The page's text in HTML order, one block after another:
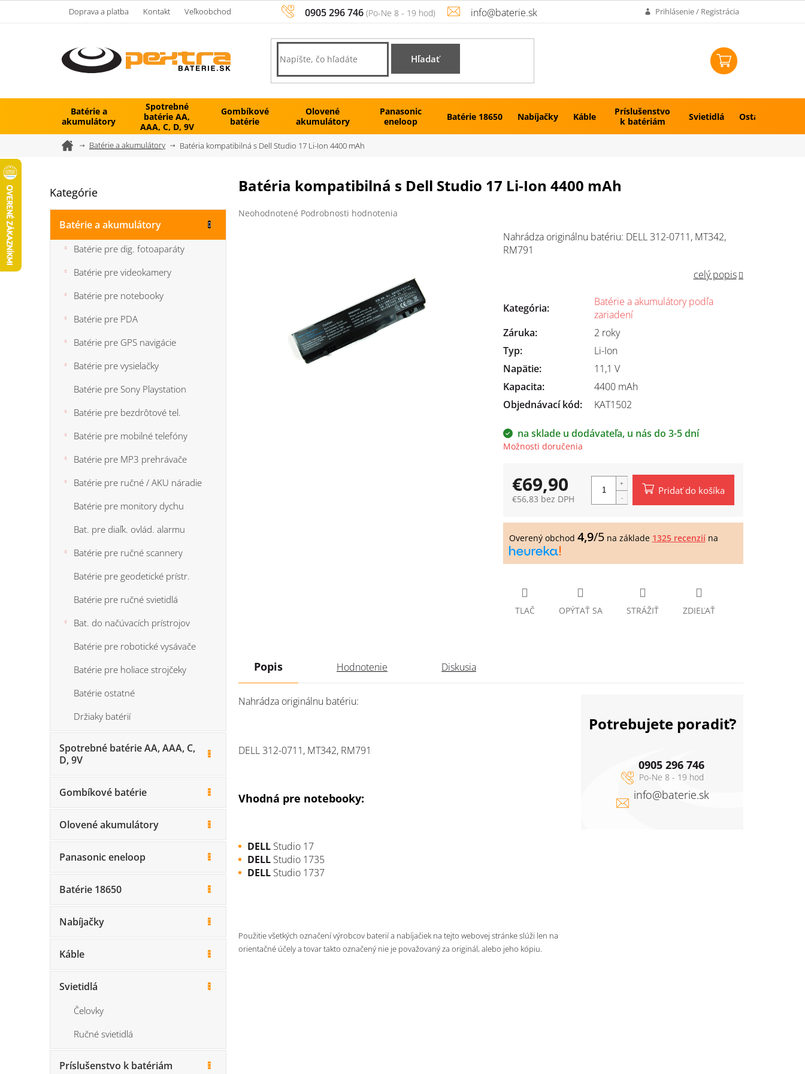
0905 296 746 info@baterie.sk
Doprava a platba Kontakt Veľkoobchod Prihlásenie / Registrácia
Hľadať
Batérie a
akumulátory
Spotrebné
batérie AA,
AAA, C, D, 9V
Gombíkové
batérie
Olovené
akumulátory
Panasonic
eneloop
Batérie 18650 Nabíjačky Káble
Príslušenstvo
k batériám
Svietidlá Ostatné
DomovBatérie a akumulátory Batéria kompatibilná s Dell Studio 17 Li-Ion 4400 mAh
o
č
Preskočiť
Kategórie
Batérie a akumulátory
Batérie pre dig. fotoaparáty
Batérie pre videokamery
Batérie pre notebooky
Batérie pre PDA
Batérie pre GPS navigácie
Batérie pre vysielačky
Batérie pre Sony Playstation
Batérie pre bezdrôtové tel.
Batérie pre mobilné telefóny
Batérie pre MP3 prehrávače
Batérie pre ručné / AKU náradie
Batérie pre monitory dychu
Bat. pre diaľk. ovlád. alarmu
Batérie pre ručné scannery
Batérie pre geodetické prístr.
Batérie pre ručné svietidlá
Bat. do načúvacích prístrojov
Batérie pre robotické vysávače
Batérie pre holiace strojčeky
Batérie ostatné
Držiaky batérií
Spotrebné batérie AA, AAA, C,
D, 9V
Gombíkové batérie
Olovené akumulátory
Panasonic eneloop
Batérie 18650
Nabíjačky
Káble
Svietidlá
Čelovky
Ručné svietidlá
Príslušenstvo k batériám
Batéria kompatibilná s Dell Studio 17 Li-Ion 4400 mAh
Priemerné
Neohodnotené Podrobnosti hodnotenia
na sklade u dodávateľa, u nás do 3-5 dní
Možnosti doručenia
Nahrádza originálnu batériu: DELL312-0711, MT342,
RM791
celý popis
TLAČ OPÝTAŤ SA STRÁŽIŤ ZDIEĽAŤ
Kategória:
Batérie a akumulátory podľa
zariadení
Záruka:
2 roky
Typ:
Li-Ion
Napätie:
11,1 V
Kapacita:
4400 mAh
Objednávací kód:
KAT1502
€69,90
€56,83 bez DPH
cena:
Pridať do košíka
Overený obchod 4,9/5na základe 1325 recenziína
Popis Hodnotenie Diskusia
Nahrádza originálnu batériu:
DELL312-0711, MT342, RM791
Vhodná pre notebooky:
DELL Studio 17
DELL Studio 1735
DELL Studio 1737
Použitie všetkých označení výrobcov baterií a nabíjačiek na tejto webovej stránke slúži len na
orientačné účely a tovar takto označený nie je považovaný za originál, alebo jeho kópiu.
Potrebujete poradiť?
info@baterie.sk
0905 296 746